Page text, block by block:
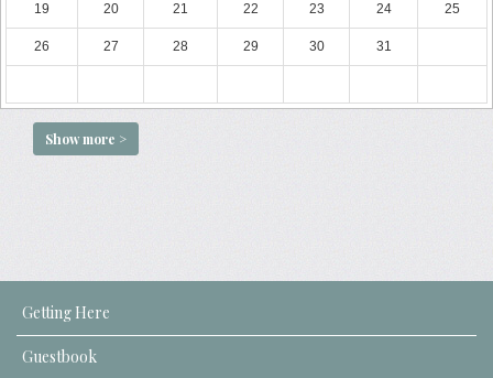
19 20 21 22 23 24 25
26 27 28 29 30 31
Show more >
Getting Here
Guestbook